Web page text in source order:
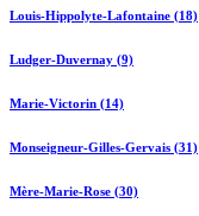
Louis-Hippolyte-Lafontaine (18)
Ludger-Duvernay (9)
Marie-Victorin (14)
Monseigneur-Gilles-Gervais (31)
Mère-Marie-Rose (30)